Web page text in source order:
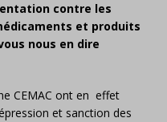
contre les
et produits
nous en dire
CEMAC ont en effet
et sanction des